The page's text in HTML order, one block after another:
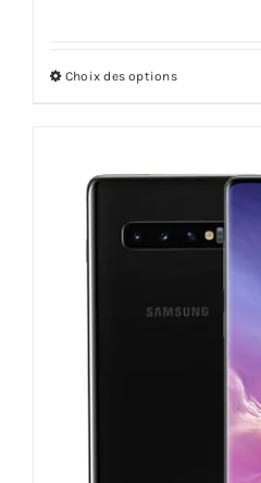
Choix des options